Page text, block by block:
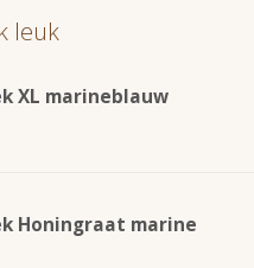
leuk
XL marineblauw
Honingraat marine